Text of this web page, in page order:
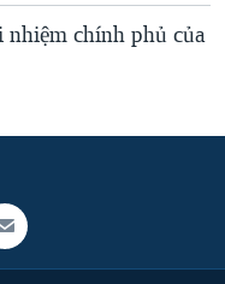
chính phủ của